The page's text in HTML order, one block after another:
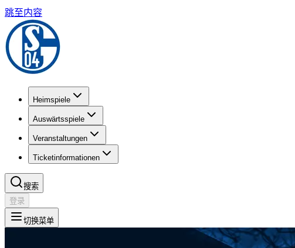
跳至内容
Heimspiele
Auswärtsspiele
Veranstaltungen
Ticketinformationen
搜索
登录
切换菜单